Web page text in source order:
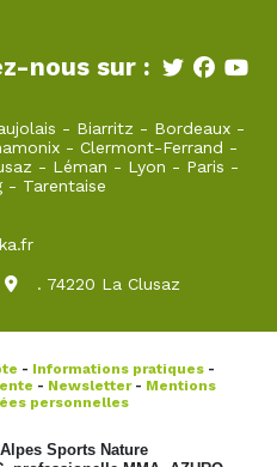
nous sur :
- Biarritz - Bordeaux -
- Clermont-Ferrand -
- Léman - Lyon - Paris -
- Tarentaise
. 74220 La Clusaz
- Informations pratiques -
- Newsletter- Mentions
personnelles
Sports Nature